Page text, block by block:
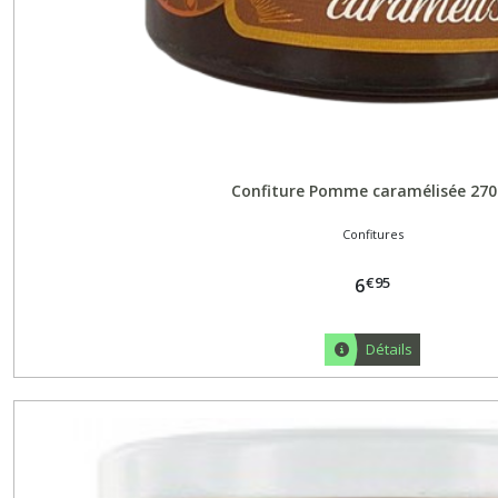
Confiture Pomme caramélisée
Confitures
6€95
Détails